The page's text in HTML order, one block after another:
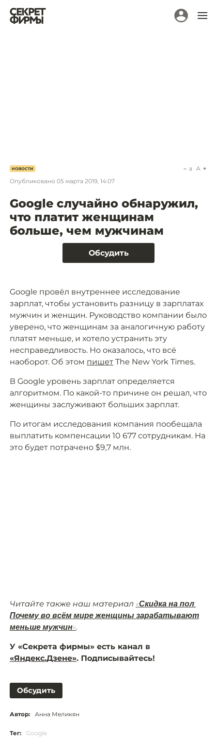
НОВОСТИ
Опубликовано 05 марта 2019, 14:07
a A
Google случайно обнаружил,
что платит женщинам
больше, чем мужчинам
Обсудить
Google провёл внутреннее исследование
зарплат, чтобы установить разницу в зарплатах
мужчин и женщин. Руководство компании было
уверено, что женщинам за аналогичную работу
платят меньше, и хотело устранить эту
несправедливость. Но оказалось, что всё
наоборот. Об этом пишет The New York Times.
В Google уровень зарплат определяется
алгоритмом. По какой-то причине он решал, что
женщины заслуживают больших зарплат.
По итогам исследования компания пообещала
выплатить компенсации 10 677 сотрудникам. На
это будет потрачено $9,7 млн.
Читайте также наш материал «Скидка на пол:
Почему во всём мире женщины зарабатывают
меньше мужчин».
У «Секрета фирмы» есть канал в
«Яндекс.Дзене». Подписывайтесь!
Обсудить
Автор: Анна Меликян
Тег: Google